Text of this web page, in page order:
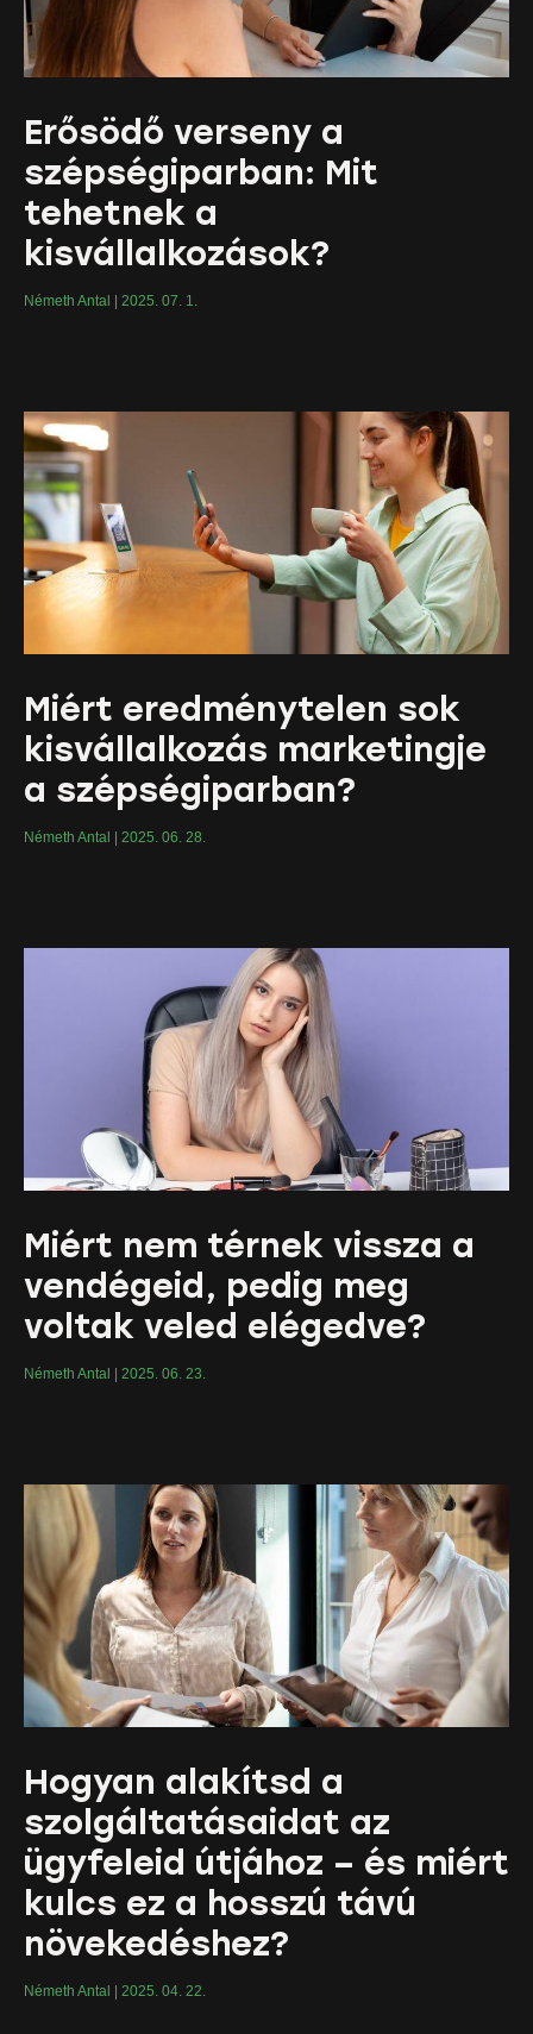
Erősödő verseny a
szépségiparban: Mit
tehetnek a
kisvállalkozások?
Németh Antal 2025. 07. 1.
Miért eredménytelen sok
kisvállalkozás marketingje
a szépségiparban?
Németh Antal 2025. 06. 28.
Miért nem térnek vissza a
vendégeid, pedig meg
voltak veled elégedve?
Németh Antal 2025. 06. 23.
Hogyan alakítsd a
szolgáltatásaidat az
ügyfeleid útjához – és miért
kulcs ez a hosszú távú
növekedéshez?
Németh Antal 2025. 04. 22.